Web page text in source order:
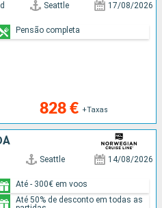
Seattle 17/08/2026
828 € +Taxas
Pensão completa
Seattle 14/08/2026
Até - 300€ em voos
Até 50% de desconto em todas as